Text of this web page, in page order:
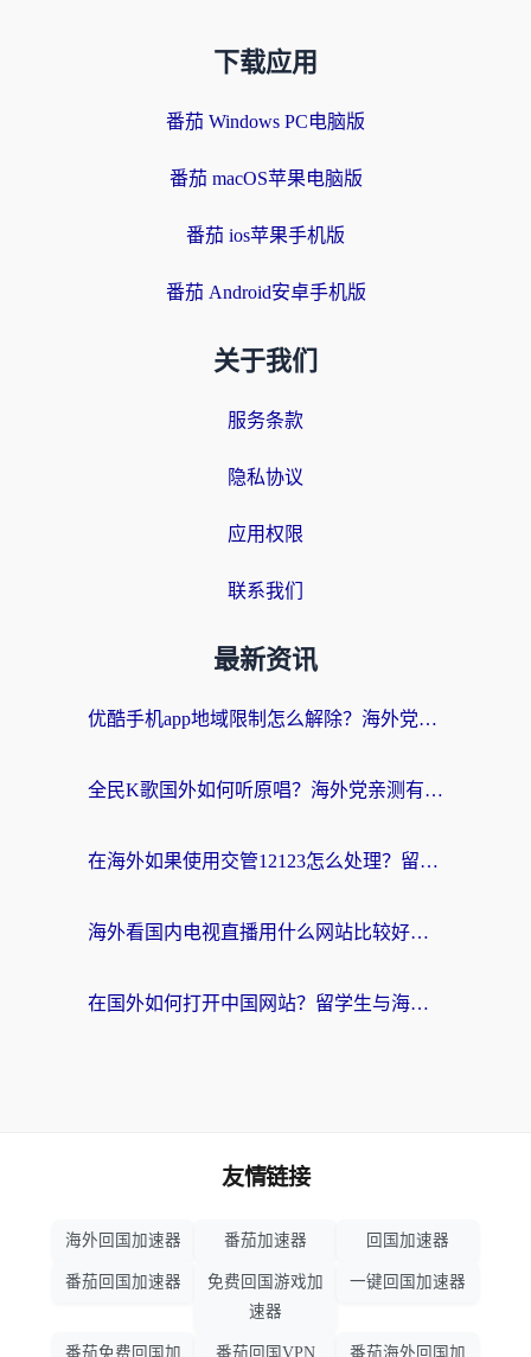
下载应用
番茄 Windows PC电脑版
番茄 macOS苹果电脑版
番茄 ios苹果手机版
番茄 Android安卓手机版
关于我们
服务条款
隐私协议
应用权限
联系我们
最新资讯
优酷手机app地域限制怎么解除？海外党亲测有效的追剧方案
全民K歌国外如何听原唱？海外党亲测有效的回国加速器选择指南
在海外如果使用交管12123怎么处理？留学生亲测有效的回国加速方案
海外看国内电视直播用什么网站比较好？一篇解决你所有追剧难题的实用指南
在国外如何打开中国网站？留学生与海外华人的无缝访问指南
友情链接
海外回国加速器 番茄加速器 回国加速器
番茄回国加速器
免费回国游戏加
速器
一键回国加速器
番茄免费回国加 番茄回国VPN 番茄海外回国加